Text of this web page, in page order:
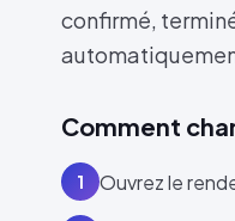
confirmé,
Comment
1 Ouvrez le